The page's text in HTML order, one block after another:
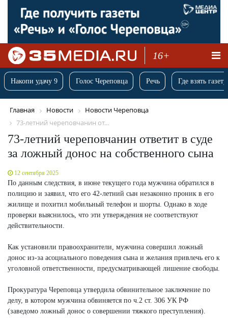
16+
Накопи удачу 9 Голос Череповца Речь Где взять
Главная Новости
Новости Череповца
73-летний череповчанин от...
73-летний череповчанин ответит в суде
за ложный донос на собственного сына
12 сентября 2025
По данным следствия, в июне текущего года мужчина обратился в
полицию и заявил, что его 42-летний сын незаконно проник в его
жилище и похитил мобильный телефон и шорты. Однако в ходе
проверки выяснилось, что эти утверждения не соответствуют
действительности.
Как установили правоохранители, мужчина совершил ложный
донос из-за асоциального поведения сына и желания привлечь его к
уголовной ответственности, предусматривающей лишение свободы.
Прокуратура Череповца утвердила обвинительное заключение по
делу, в котором мужчина обвиняется по ч.2 ст. 306 УК РФ
(заведомо ложный донос о совершении тяжкого преступления).